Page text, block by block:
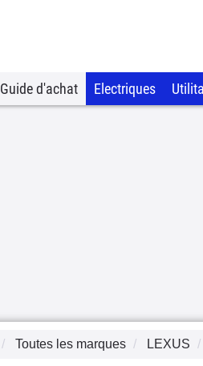
Guide d'achat Electriques
Toutes les marques LEXUS